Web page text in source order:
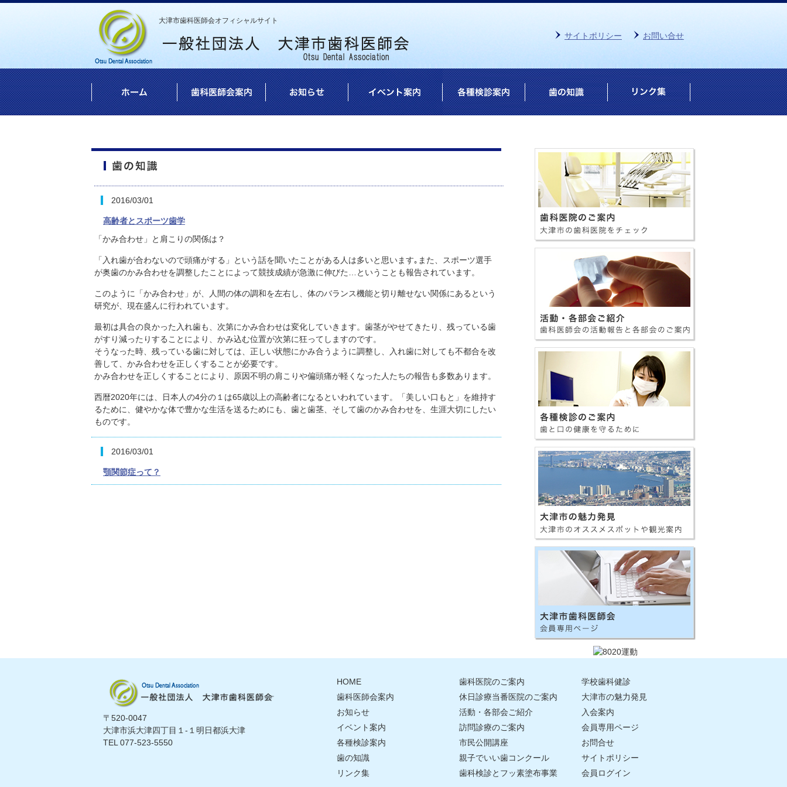
大津市歯科医師会オフィシャルサイト
サイトポリシー お問い合せ
2016/03/01
高齢者とスポーツ歯学
「かみ合わせ」と肩こりの関係は？
「入れ歯が合わないので頭痛がする」という話を聞いたことがある人は多いと思います｡また、スポーツ選手
が奥歯のかみ合わせを調整したことによって競技成績が急激に伸びた…ということも報告されています。
このように「かみ合わせ」が、人間の体の調和を左右し、体のバランス機能と切り離せない関係にあるという
研究が、現在盛んに行われています。
最初は具合の良かった入れ歯も、次第にかみ合わせは変化していきます。歯茎がやせてきたり、残っている歯
がすり減ったりすることにより、かみ込む位置が次第に狂ってしますのです。
そうなった時、残っている歯に対しては、正しい状態にかみ合うように調整し、入れ歯に対しても不都合を改
善して、かみ合わせを正しくすることが必要です。
かみ合わせを正しくすることにより、原因不明の肩こりや偏頭痛が軽くなった人たちの報告も多数あります。
西暦2020年には、日本人の4分の１は65歳以上の高齢者になるといわれています。「美しい口もと」を維持す
るために、健やかな体で豊かな生活を送るためにも、歯と歯茎、そして歯のかみ合わせを、生涯大切にしたい
ものです。
2016/03/01
顎関節症って？
〒520-0047
大津市浜大津四丁目１-１明日都浜大津
TEL 077-523-5550
HOME
歯科医師会案内
お知らせ
イベント案内
各種検診案内
歯の知識
リンク集
歯科医院のご案内
休日診療当番医院のご案内
活動・各部会ご紹介
訪問診療のご案内
市民公開講座
親子でいい歯コンクール
歯科検診とフッ素塗布事業
学校歯科健診
大津市の魅力発見
入会案内
会員専用ページ
お問合せ
サイトポリシー
会員ログイン